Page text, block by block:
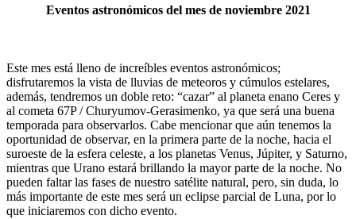
Eventos astronómicos del mes de noviembre 2021
Este mes está lleno de increíbles eventos astronómicos;
disfrutaremos la vista de lluvias de meteoros y cúmulos estelares,
además, tendremos un doble reto: “cazar” al planeta enano Ceres y
al cometa 67P / Churyumov-Gerasimenko, ya que será una buena
temporada para observarlos. Cabe mencionar que aún tenemos la
oportunidad de observar, en la primera parte de la noche, hacia el
suroeste de la esfera celeste, a los planetas Venus, Júpiter, y Saturno,
mientras que Urano estará brillando la mayor parte de la noche. No
pueden faltar las fases de nuestro satélite natural, pero, sin duda, lo
más importante de este mes será un eclipse parcial de Luna, por lo
que iniciaremos con dicho evento.